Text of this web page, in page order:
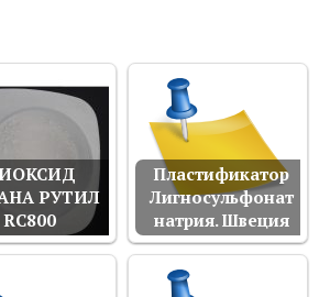
РУТИЛ
RС800
Пластификатор
Лигносульфонат
натрия. Швеция